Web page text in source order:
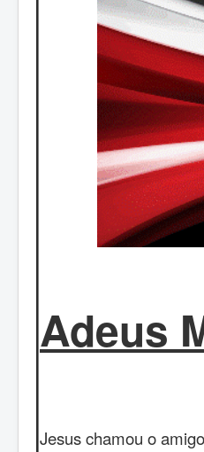
Adeus
Jesus chamou o